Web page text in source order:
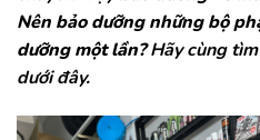
Nên bảo dưỡng những bộ
dưỡng một lần?Hãy cùng
dưới đây.